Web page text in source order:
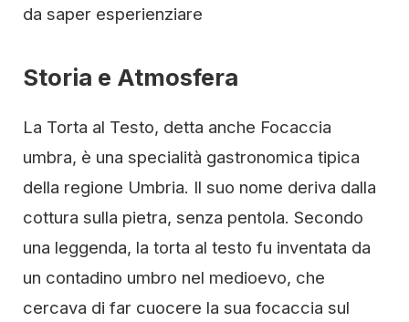
da saper esperienziare
Storia e Atmosfera
La Torta al Testo, detta anche Focaccia
umbra, è una specialità gastronomica tipica
della regione Umbria. Il suo nome deriva dalla
cottura sulla pietra, senza pentola. Secondo
una leggenda, la torta al testo fu inventata da
un contadino umbro nel medioevo, che
cercava di far cuocere la sua focaccia sul